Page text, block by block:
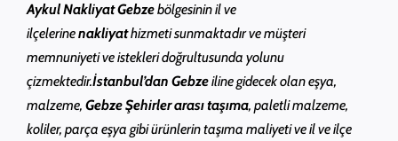
AykulNakliyat Gebzebölgesinin il ve
ilçelerinenakliyathizmeti sunmaktadır ve müşteri
memnuniyeti ve istekleri doğrultusunda yolunu
çizmektedir.İstanbul’dan Gebzeiline gidecek olan eşya,
malzeme, Gebze Şehirler arası taşıma, paletli malzeme,
koliler, parça eşya gibi ürünlerin taşıma maliyeti ve il ve ilçe